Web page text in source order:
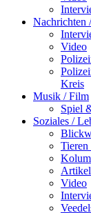
Nachrichten
Video
Kreis
Musik / Film
Spiel
Soziales /
Tieren
Artikel
Video